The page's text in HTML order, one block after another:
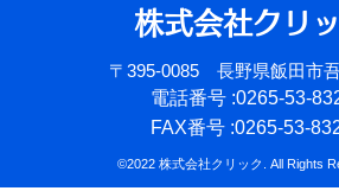
株式会社クリ
〒395-0085 長野県飯田市
電話番号 :0265-53-
FAX番号 :0265-53-
©2022 株式会社クリック. All Rights